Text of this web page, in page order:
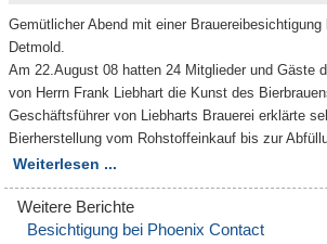
Gemütlicher Abend mit einer Brauereibesichtigung
Detmold.
Am 22.August 08 hatten 24 Mitglieder und Gäste
von Herrn Frank Liebhart die Kunst des
Geschäftsführer von Liebharts Brauerei erklärte
Bierherstellung vom Rohstoffeinkauf bis zur
Weiterlesen ...
Besichtigung bei Phoenix Contact